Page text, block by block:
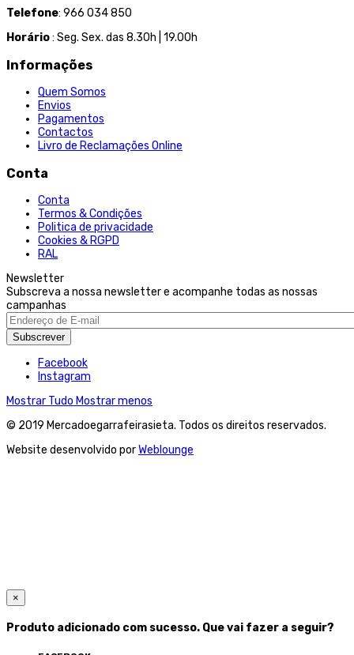
Telefone: 966 034 850
Horário: Seg. Sex. das 8.30h | 19.00h
Informações
Quem Somos
Envios
Pagamentos
Contactos
Livro de Reclamações Online
Conta
Conta
Termos & Condições
Politica de privacidade
Cookies & RGPD
RAL
Newsletter
Subscreva a nossa newsletter e acompanhe todas as nossas
campanhas
Subscrever
Facebook
Instagram
Mostrar Tudo Mostrar menos
© 2019 Mercadoegarrafeirasieta. Todos os direitos reservados.
Website desenvolvido porWeblounge
×
Produto adicionado com sucesso. Que vai fazer a seguir?